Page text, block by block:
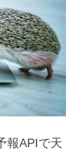
報APIで天